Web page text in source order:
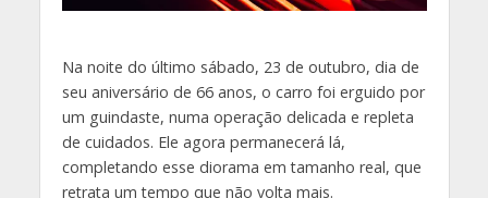
Na noite do último sábado, 23 de outubro, dia de
seu aniversário de 66 anos, o carro foi erguido por
um guindaste, numa operação delicada e repleta
de cuidados. Ele agora permanecerá lá,
completando esse diorama em tamanho real, que
retrata um tempo que não volta mais.